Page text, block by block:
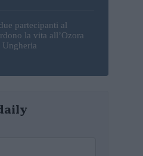
partecipanti al
la vita all’Ozora
Ungheria